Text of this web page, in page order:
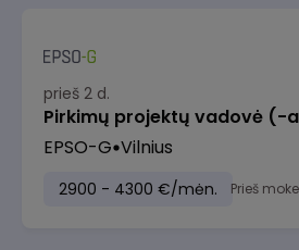
prieš 2 d.
Pirkimų projektų vadovė (-
EPSO-G Vilnius
2900 - 4300 €/mėn. Prieš